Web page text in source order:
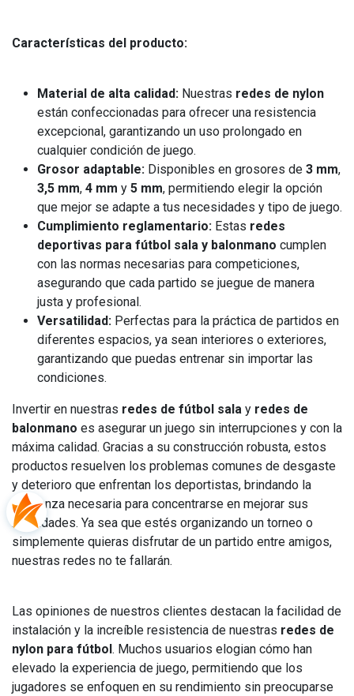
Características del producto:
Material de alta calidad: Nuestras redes de nylon
están confeccionadas para ofrecer una resistencia
excepcional, garantizando un uso prolongado en
cualquier condición de juego.
Grosor adaptable: Disponibles en grosores de 3 mm,
3,5 mm, 4 mm y 5 mm, permitiendo elegir la opción
que mejor se adapte a tus necesidades y tipo de juego.
Cumplimiento reglamentario: Estas redes
deportivas para fútbol sala y balonmano cumplen
con las normas necesarias para competiciones,
asegurando que cada partido se juegue de manera
justa y profesional.
Versatilidad: Perfectas para la práctica de partidos en
diferentes espacios, ya sean interiores o exteriores,
garantizando que puedas entrenar sin importar las
condiciones.
Invertir en nuestras redes de fútbol sala y redes de
balonmano es asegurar un juego sin interrupciones y con la
máxima calidad. Gracias a su construcción robusta, estos
productos resuelven los problemas comunes de desgaste
y deterioro que enfrentan los deportistas, brindando la
confianza necesaria para concentrarse en mejorar sus
habilidades. Ya sea que estés organizando un torneo o
simplemente quieras disfrutar de un partido entre amigos,
nuestras redes no te fallarán.
Las opiniones de nuestros clientes destacan la facilidad de
instalación y la increíble resistencia de nuestras redes de
nylon para fútbol. Muchos usuarios elogian cómo han
elevado la experiencia de juego, permitiendo que los
jugadores se enfoquen en su rendimiento sin preocuparse